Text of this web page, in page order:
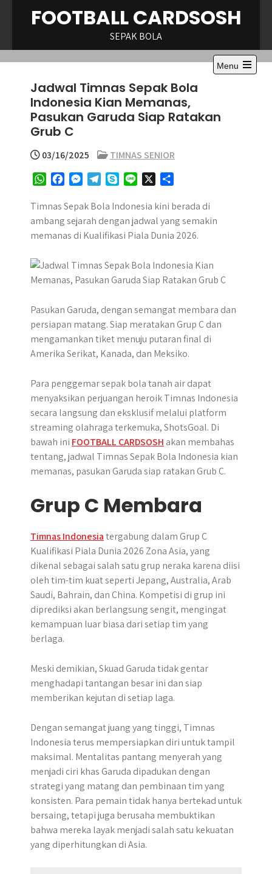
FOOTBALL CARDSOSH
SEPAK BOLA
Menu
Open
Jadwal Timnas Sepak Bola
Indonesia Kian Memanas,
Pasukan Garuda Siap Ratakan
Grub C
03/16/2025
TIMNAS SENIOR
W
a
t
s
p
c
e
b
o
k
s
s
e
e
r
l
e
g
m
y
p
e
n
e
a
r
e
Timnas Sepak Bola Indonesia kini berada di
ambang sejarah dengan jadwal yang semakin
memanas di Kualifikasi Piala Dunia 2026.
Pasukan Garuda, dengan semangat membara dan
persiapan matang. Siap meratakan Grup C dan
mengamankan tiket menuju putaran final di
Amerika Serikat, Kanada, dan Meksiko.
Para penggemar sepak bola tanah air dapat
menyaksikan perjuangan heroik Timnas Indonesia
secara langsung dan eksklusif melalui platform
streaming olahraga terkemuka, ShotsGoal. Di
bawah ini FOOTBALL CARDSOSH akan membahas
tentang, jadwal Timnas Sepak Bola Indonesia kian
memanas, pasukan Garuda siap ratakan Grub C.
Grup C Membara
Timnas Indonesiatergabung dalam Grup C
Kualifikasi Piala Dunia 2026 Zona Asia, yang
dikenal sebagai salah satu grup neraka karena diisi
oleh tim-tim kuat seperti Jepang, Australia, Arab
Saudi, Bahrain, dan China. Kompetisi di grup ini
diprediksi akan berlangsung sengit, mengingat
kemampuan luar biasa dari setiap tim yang
berlaga.
Meski demikian, Skuad Garuda tidak gentar
menghadapi tantangan besar ini dan siap
memberikan kejutan di setiap laga.
Dengan semangat juang yang tinggi, Timnas
Indonesia terus mempersiapkan diri untuk tampil
maksimal. Mentalitas pantang menyerah yang
menjadi ciri khas Garuda dipadukan dengan
strategi yang matang dan pembinaan tim yang
konsisten. Para pemain tidak hanya bertekad untuk
bersaing, tetapi juga berusaha membuktikan
bahwa mereka layak menjadi salah satu kekuatan
yang diperhitungkan di Asia.